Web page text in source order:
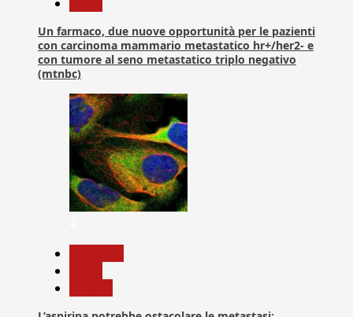
Un farmaco, due nuove opportunità per le pazienti
con carcinoma mammario metastatico hr+/her2- e
con tumore al seno metastatico triplo negativo
(mtnbc)